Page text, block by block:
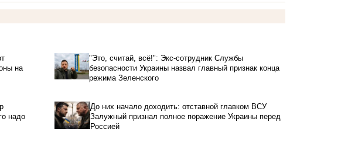
на
"Это, считай, всё!": Экс-сотрудник Службы
безопасности Украины назвал главный признак конца
режима Зеленского
надо
До них начало доходить: отставной главком ВСУ
Залужный признал полное поражение Украины перед
Россией